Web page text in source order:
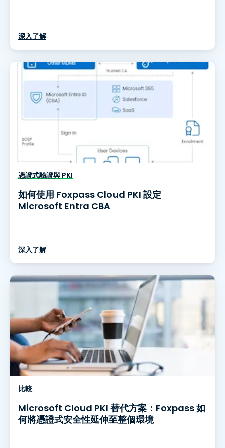
深入了解
憑證式驗證與 PKI
如何使用 Foxpass Cloud PKI 設定
Microsoft Entra CBA
深入了解
比較
Microsoft Cloud PKI 替代方案：Foxpass 如
何將憑證式安全性延伸至整個環境